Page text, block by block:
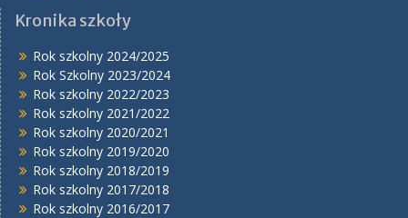
Kronika szkoły
Rok szkolny 2024/2025
Rok Szkolny 2023/2024
Rok szkolny 2022/2023
Rok szkolny 2021/2022
Rok szkolny 2020/2021
Rok szkolny 2019/2020
Rok szkolny 2018/2019
Rok szkolny 2017/2018
Rok szkolny 2016/2017